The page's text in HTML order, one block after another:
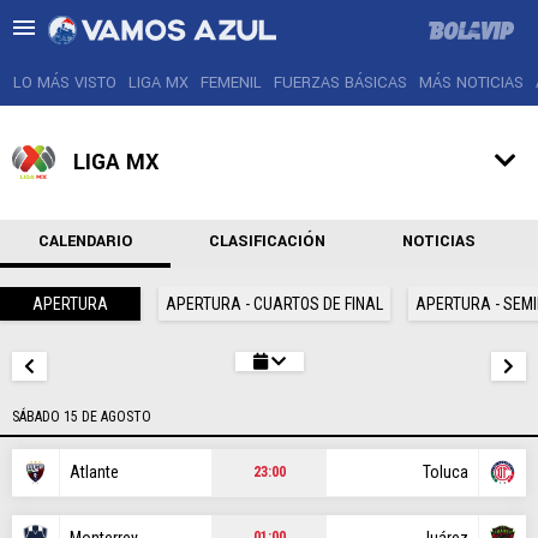
LIGA MX
FEMENIL
FUERZAS BÁSICAS
MÁS NOTICIAS
AGENDA
LO MÁS VISTO LIGA MX FEMENIL FUERZAS BÁSICAS MÁS NOTICIAS
LIGA MX
CALENDARIO CLASIFICACIÓN NOTICIAS
APERTURA APERTURA - CUARTOS DE FINAL APERTURA -
SÁBADO 15 DE AGOSTO
Atlante 23:00 Toluca